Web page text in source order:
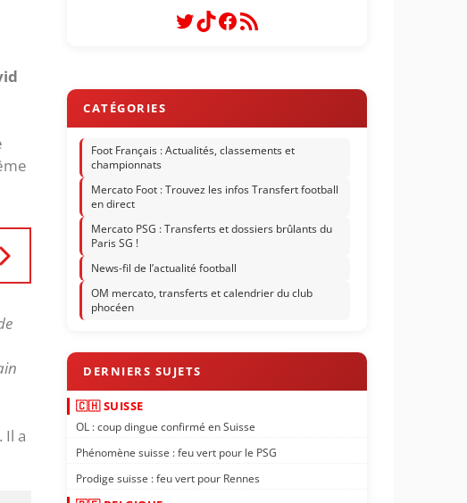
Il a
Twitter
TikTok
Facebook
Flux RSS
Foot Français : Actualités, classements et
championnats
Mercato Foot : Trouvez les infos Transfert football
en direct
Mercato PSG : Transferts et dossiers brûlants du
Paris SG !
News-fil de l’actualité football
OM mercato, transferts et calendrier du club
phocéen
🇨🇭 SUISSE
OL : coup dingue confirmé en Suisse
Phénomène suisse : feu vert pour le PSG
Prodige suisse : feu vert pour Rennes